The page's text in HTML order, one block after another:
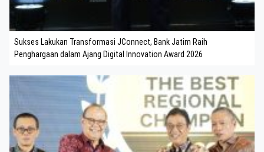
Sukses Lakukan Transformasi JConnect, Bank Jatim Raih
Penghargaan dalam Ajang Digital Innovation Award 2026